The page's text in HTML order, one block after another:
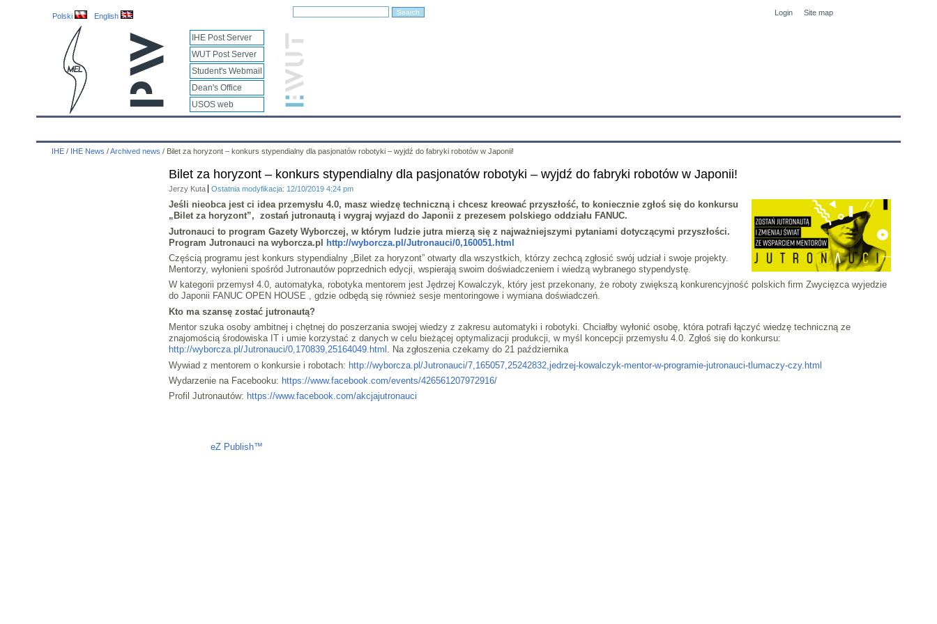
Polski English Site map
Login
IHE Post Server
WUT Post Server
Student's Webmail
Dean's Office
USOS web
IHE / IHE News /Archived news / Bilet za horyzont – konkurs stypendialny dla pasjonatów robotyki – wyjdź do fabryki robotów w Japonii!
Bilet za horyzont – konkurs stypendialny dla pasjonatów robotyki – wyjdź do fabryki robotów w Japonii!
Jerzy Kuta Ostatnia modyfikacja: 12/10/2019 4:24 pm
Jeśli nieobca jest ci idea przemysłu 4.0, masz wiedzę techniczną i chcesz kreować przyszłość, to koniecznie zgłoś się do konkursu
„Bilet za horyzont”, zostań jutronautą i wygraj wyjazd do Japonii z prezesem polskiego oddziału FANUC.
Jutronauci to program Gazety Wyborczej, w którym ludzie jutra mierzą się z najważniejszymi pytaniami dotyczącymi przyszłości.
Program Jutronauci na wyborcza.pl http://wyborcza.pl/Jutronauci/0,160051.html
Częścią programu jest konkurs stypendialny „Bilet za horyzont” otwarty dla wszystkich, którzy zechcą zgłosić swój udział i swoje projekty.
Mentorzy, wyłonieni spośród Jutronautów poprzednich edycji, wspierają swoim doświadczeniem i wiedzą wybranego stypendystę.
W kategorii przemysł 4.0, automatyka, robotyka mentorem jest Jędrzej Kowalczyk, który jest przekonany, że roboty zwiększą konkurencyjność polskich firm Zwycięzca wyjedzie
do Japonii FANUC OPEN HOUSE , gdzie odbędą się również sesje mentoringowe i wymiana doświadczeń.
Kto ma szansę zostać jutronautą?
Mentor szuka osoby ambitnej i chętnej do poszerzania swojej wiedzy z zakresu automatyki i robotyki. Chciałby wyłonić osobę, która potrafi łączyć wiedzę techniczną ze
znajomością środowiska IT i umie korzystać z danych w celu bieżącej optymalizacji produkcji, w myśl koncepcji przemysłu 4.0. Zgłoś się do konkursu:
http://wyborcza.pl/Jutronauci/0,170839,25164049.html . Na zgłoszenia czekamy do 21 października
Wywiad z mentorem o konkursie i robotach: http://wyborcza.pl/Jutronauci/7,165057,25242832,jedrzej-kowalczyk-mentor-w-programie-jutronauci-tlumaczy-czy.html
Wydarzenie na Facebooku: https://www.facebook.com/events/426561207972916/
Profil Jutronautów: https://www.facebook.com/akcjajutronauci
eZ Publish™